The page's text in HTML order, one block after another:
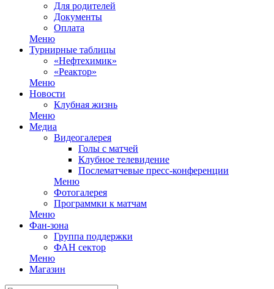
Для родителей
Документы
Оплата
Меню
Турнирные таблицы
«Нефтехимик»
«Реактор»
Меню
Новости
Клубная жизнь
Меню
Медиа
Видеогалерея
Голы с матчей
Клубное телевидение
Послематчевые пресс-конференции
Меню
Фотогалерея
Программки к матчам
Меню
Фан-зона
Группа поддержки
ФАН сектор
Меню
Магазин